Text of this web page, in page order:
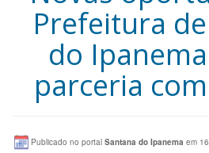
Prefeitura
do
parceria
Publicado no portal Santana do Ipanema em